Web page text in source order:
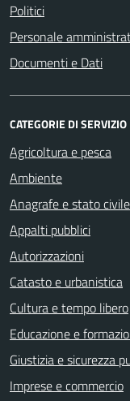
Politici
Personale
Documenti e Dati
CATEGORIE DI SERVIZIO
Agricoltura e pesca
Ambiente
Anagrafe e stato civile
Appalti pubblici
Autorizzazioni
Catasto e urbanistica
Cultura e tempo libero
Educazione e
Giustizia e sicurezza
Imprese e commercio